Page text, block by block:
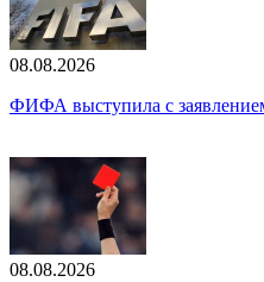
08.08.2026
ФИФА выступила с
08.08.2026